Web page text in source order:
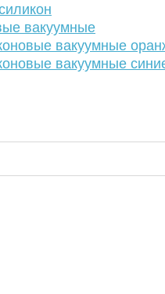
вакуумные
вакуумные
вакуумные